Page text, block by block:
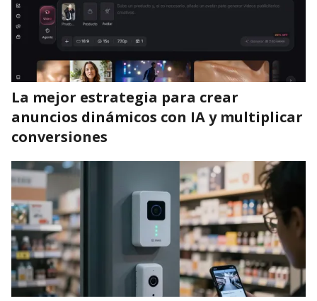
La mejor estrategia para crear
anuncios dinámicos con IA y multiplicar
conversiones